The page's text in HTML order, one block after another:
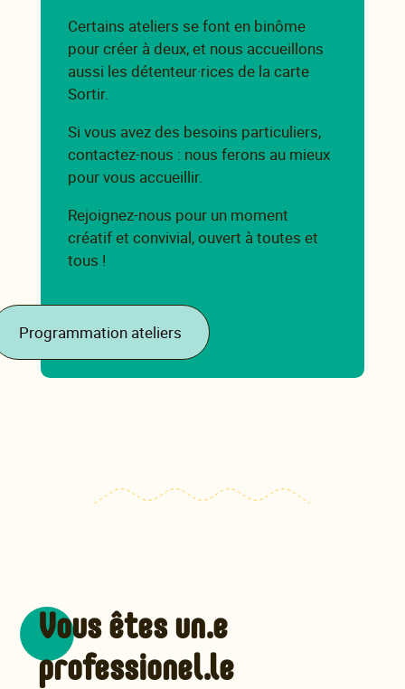
Certains ateliers se font en binôme
pour créer à deux, et nous accueillons
aussi les détenteur·rices de la carte
Sortir.
Si vous avez des besoins particuliers,
contactez-nous : nous ferons au mieux
pour vous accueillir.
Rejoignez-nous pour un moment
créatif et convivial, ouvert à toutes et
tous !
Programmation ateliers
Vous êtes un.e
professionel.le